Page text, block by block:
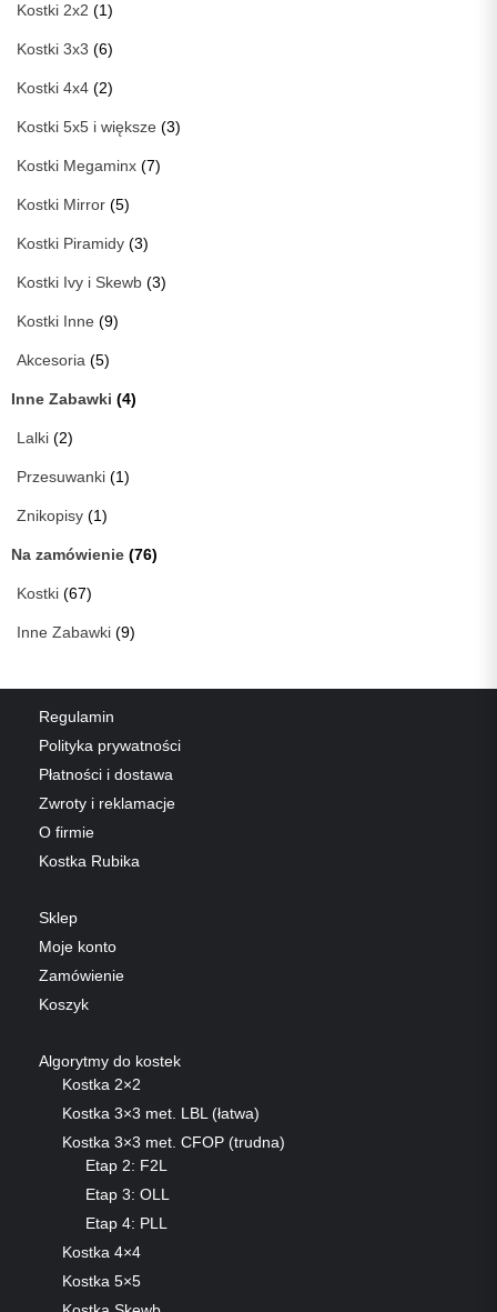
Kostki 2x2 (1)
Kostki 3x3 (6)
Kostki 4x4 (2)
Kostki 5x5 i większe (3)
Kostki Megaminx (7)
Kostki Mirror (5)
Kostki Piramidy (3)
Kostki Ivy i Skewb (3)
Kostki Inne (9)
Akcesoria (5)
Inne Zabawki (4)
Lalki (2)
Przesuwanki (1)
Znikopisy (1)
Na zamówienie (76)
Kostki (67)
Inne Zabawki (9)
Regulamin
Polityka prywatności
Płatności i dostawa
Zwroty i reklamacje
O firmie
Kostka Rubika
Sklep
Moje konto
Zamówienie
Koszyk
Algorytmy do kostek
Kostka 2×2
Kostka 3×3 met. LBL (łatwa)
Kostka 3×3 met. CFOP (trudna)
Etap 2: F2L
Etap 3: OLL
Etap 4: PLL
Kostka 4×4
Kostka 5×5